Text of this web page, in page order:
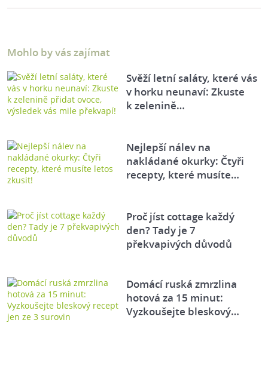
Mohlo by vás zajímat
Svěží letní saláty, které vás
v horku neunaví: Zkuste
k zelenině…
Nejlepší nálev na
nakládané okurky: Čtyři
recepty, které musíte…
Proč jíst cottage každý
den? Tady je 7
překvapivých důvodů
Domácí ruská zmrzlina
hotová za 15 minut:
Vyzkoušejte bleskový…